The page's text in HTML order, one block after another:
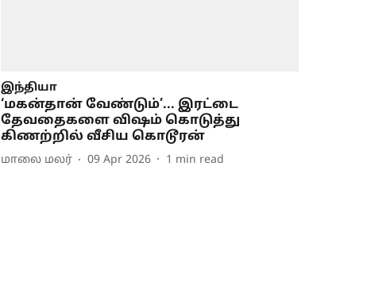
இந்தியா
‘மகன்தான் வேண்டும்’... இரட்டை
தேவதைகளை விஷம் கொடுத்து
கிணற்றில் வீசிய கொடூரன்
மாலை மலர் 09 Apr 2026 1 min read